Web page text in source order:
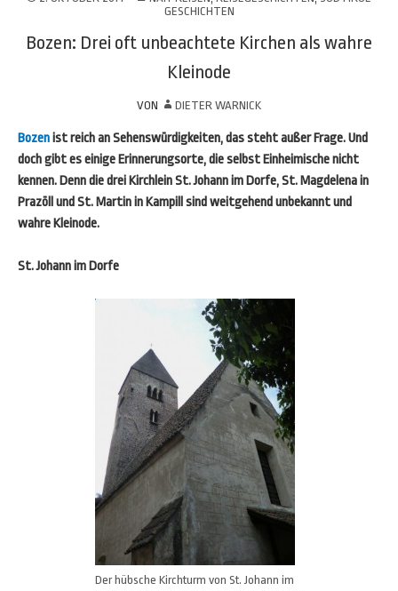
GESCHICHTEN
Bozen: Drei oft unbeachtete Kirchen als wahre
Kleinode
VON DIETER WARNICK
Bozenist reich an Sehenswürdigkeiten, das steht außer Frage. Und
doch gibt es einige Erinnerungsorte, die selbst Einheimische nicht
kennen. Denn die drei Kirchlein St. Johann im Dorfe, St. Magdelena in
Prazöll und St. Martin in Kampill sind weitgehend unbekannt und
wahre Kleinode.
St. Johann im Dorfe
Der hübsche Kirchturm von St. Johann im